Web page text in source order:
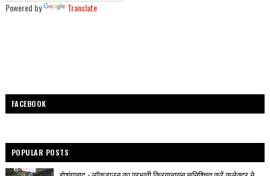
Powered by Translate
FACEBOOK
POPULAR POSTS